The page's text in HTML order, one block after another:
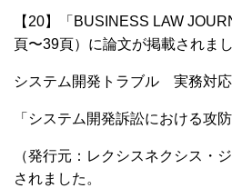
【20】「BUSINESS LAW
頁〜39頁）に論文が掲載されまし
システム開発トラブル 実務対
「システム開発訴訟における攻防
（発行元：レクシスネクシス・
されました。